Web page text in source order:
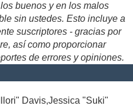
buenos y en los malos
sin ustedes. Esto incluye a
suscriptores - gracias por
así como proporcionar
de errores y opiniones.
Davis,Jessica "Suki"